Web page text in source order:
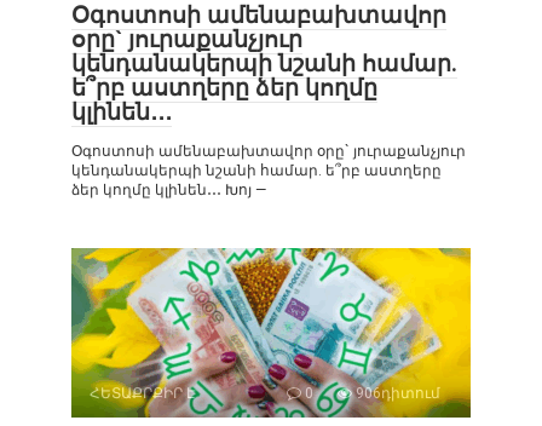
Օգոստոսի ամենաբախտավոր
օրը` յուրաքանչյուր
կենդանակերպի նշանի համար.
ե՞րբ աստղերը ձեր կողմը
կլինեն․․․
Օգոստոսի ամենաբախտավոր օրը` յուրաքանչյուր
կենդանակերպի նշանի համար. ե՞րբ աստղերը
ձեր կողմը կլինեն․․․ Խոյ —
ՀԵՏԱՔՐՔԻՐ Է 0 906դիտում